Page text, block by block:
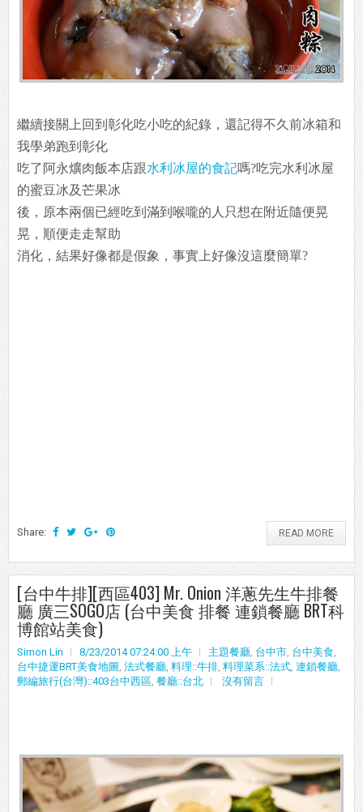
繼續接關上回到彰化吃小吃的紀錄，還記得不久前冰箱和
我學弟跑到彰化
吃了阿永爌肉飯本店跟水利冰屋的食記嗎?吃完水利冰屋
的蜜豆冰及芒果冰
後，原本兩個已經吃到滿到喉嚨的人只想在附近隨便晃
晃，順便走走幫助
消化，結果好像都是假象，事實上好像沒這麼簡單?
Share: READ MORE
[台中牛排][西區403] Mr. Onion 洋蔥先生牛排餐
廳 廣三SOGO店 (台中美食 排餐 連鎖餐廳 BRT科
博館站美食)
Simon Lin 8/23/2014 07:24:00 上午 主題餐廳, 台中市, 台中美食,
台中捷運BRT美食地圖 , 法式餐廳, 料理::牛排, 料理菜系::法式, 連鎖餐廳,
郵編旅行(台灣)::403台中西區, 餐廳::台北 沒有留言